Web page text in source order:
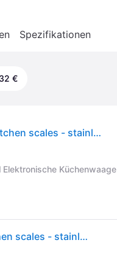
Spezifikationen
€
ProfiCook Küchenwaagen PC-KW 1040 - kitchen scales - stainless steel/black
Küchenwaage
ProfiCook Küchenwaagen PC-KW 1040 - kitchen scales - stainless steel/black